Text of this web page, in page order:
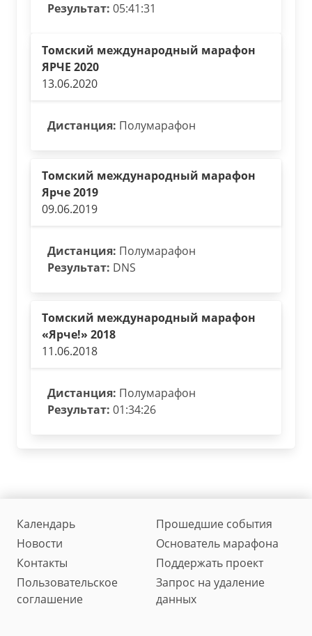
Результат: 05:41:31
Томский международный марафон
ЯРЧЕ 2020
13.06.2020
Дистанция: Полумарафон
Томский международный марафон
Ярче 2019
09.06.2019
Дистанция: Полумарафон
Результат: DNS
Томский международный марафон
«Ярче!» 2018
11.06.2018
Дистанция: Полумарафон
Результат: 01:34:26
Календарь
Прошедшие события
Новости
Основатель марафона
Контакты
Поддержать проект
Пользовательское
соглашение
Запрос на удаление
данных